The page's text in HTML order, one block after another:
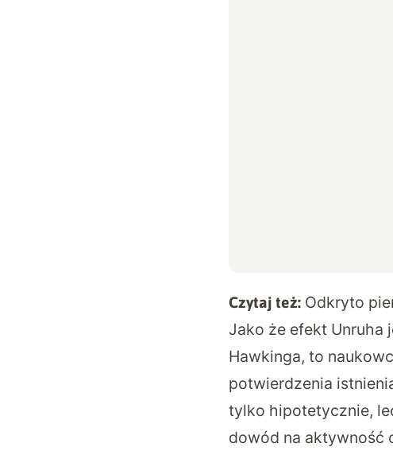
Czytaj też: Odkryto
Jako że efekt Unruha
Hawkinga, to
potwierdzenia
tylko hipotetycznie,
dowód na aktywność